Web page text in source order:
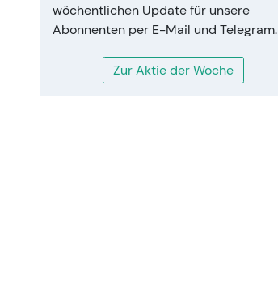
wöchentlichen Update für unsere
Abonnenten per E-Mail und Telegram.
Zur Aktie der Woche